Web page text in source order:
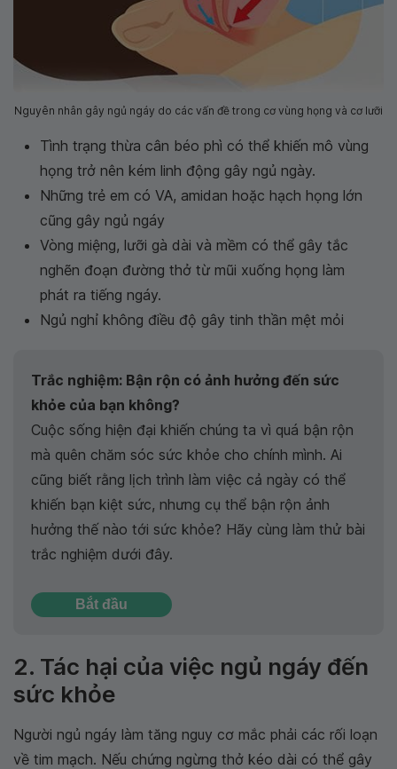
Nguyên nhân gây ngủ ngáy do các vấn đề trong cơ vùng họng và cơ lưỡi
Tình trạng thừa cân béo phì có thể khiến mô vùng
họng trở nên kém linh động gây ngủ ngày.
Những trẻ em có VA, amidan hoặc hạch họng lớn
cũng gây ngủ ngáy
Vòng miệng, lưỡi gà dài và mềm có thể gây tắc
nghẽn đoạn đường thở từ mũi xuống họng làm
phát ra tiếng ngáy.
Ngủ nghỉ không điều độ gây tinh thần mệt mỏi
Trắc nghiệm: Bận rộn có ảnh hưởng đến sức
khỏe của bạn không?
Cuộc sống hiện đại khiến chúng ta vì quá bận rộn
mà quên chăm sóc sức khỏe cho chính mình. Ai
cũng biết rằng lịch trình làm việc cả ngày có thể
khiến bạn kiệt sức, nhưng cụ thể bận rộn ảnh
hưởng thế nào tới sức khỏe? Hãy cùng làm thử bài
trắc nghiệm dưới đây.
Bắt đầu
2. Tác hại của việc ngủ ngáy đến
sức khỏe
Người ngủ ngáy làm tăng nguy cơ mắc phải các rối loạn
về tim mạch. Nếu chứng ngừng thở kéo dài có thể gây